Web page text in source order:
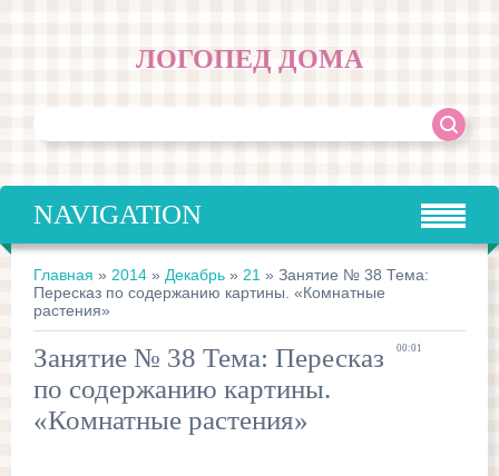
ЛОГОПЕД ДОМА
NAVIGATION
Главная » 2014 » Декабрь » 21 » Занятие № 38 Тема:
Пересказ по содержанию картины. «Комнатные
растения»
00:01
Занятие № 38 Тема: Пересказ
по содержанию картины.
«Комнатные растения»